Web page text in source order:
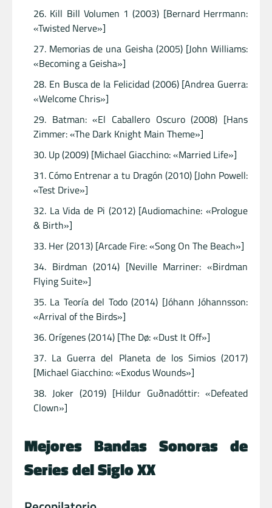
Kill Bill Volumen 1 (2003) [Bernard Herrmann:
«Twisted Nerve»]
Memorias de una Geisha (2005) [John Williams:
«Becoming a Geisha»]
En Busca de la Felicidad (2006) [Andrea Guerra:
«Welcome Chris»]
Batman: «El Caballero Oscuro (2008) [Hans
Zimmer: «The Dark Knight Main Theme»]
Up (2009) [Michael Giacchino: «Married Life»]
Cómo Entrenar a tu Dragón (2010) [John Powell:
«Test Drive»]
La Vida de Pi (2012) [Audiomachine: «Prologue
& Birth»]
Her (2013) [Arcade Fire: «Song On The Beach»]
Birdman (2014) [Neville Marriner: «Birdman
Flying Suite»]
La Teoría del Todo (2014) [Jóhann Jóhannsson:
«Arrival of the Birds»]
Orígenes (2014) [The Dø: «Dust It Off»]
La Guerra del Planeta de los Simios (2017)
[Michael Giacchino: «Exodus Wounds»]
Joker (2019) [Hildur Guðnadóttir: «Defeated
Clown»]
Mejores Bandas Sonoras de
Series del Siglo XX